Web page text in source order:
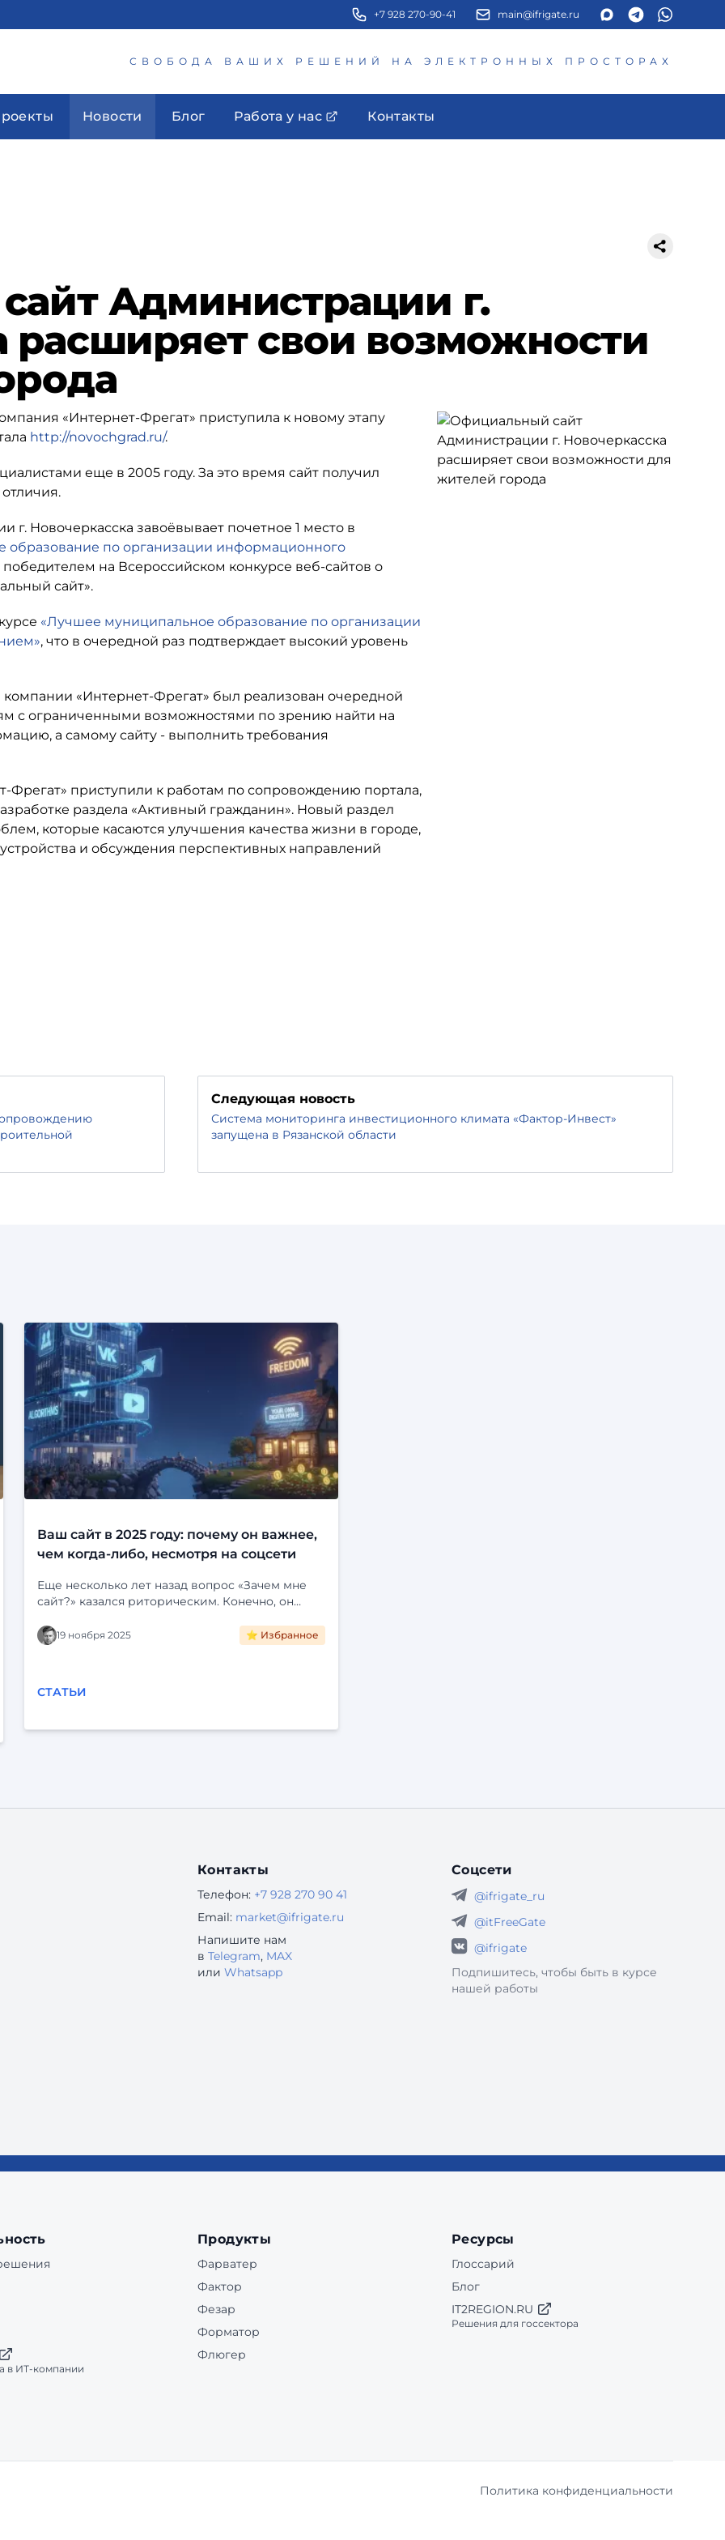
+7 928 270-90-41 main@ifrigate.ru
СВОБОДА ВАШИХ РЕШЕНИЙ НА ЭЛЕКТРОННЫХ ПРОСТОРАХ
Новости Блог Работа у нас Контакты
Администрации г.
расширяет свои возможности
«Интернет-Фрегат» приступила к новому этапу
http://novochgrad.ru/.
еще в 2005 году. За это время сайт получил
г. Новочеркасска завоёвывает почетное 1 место в
образование по организации информационного
победителем на Всероссийском конкурсе веб-сайтов о
сайт».
«Лучшее муниципальное образование по организации
, что в очередной раз подтверждает высокий уровень
компании «Интернет-Фрегат» был реализован очередной
с ограниченными возможностями по зрению найти на
а самому сайту - выполнить требования
Фрегат» приступили к работам по сопровождению портала,
раздела «Активный гражданин». Новый раздел
которые касаются улучшения качества жизни в городе,
и обсуждения перспективных направлений
Следующая новость
Система мониторинга инвестиционного климата «Фактор-Инвест»
запущена в Рязанской области
Ваш сайт в 2025 году: почему он важнее,
чем когда-либо, несмотря на соцсети
Еще несколько лет назад вопрос «Зачем мне
сайт?» казался риторическим. Конечно, он
портфолио специалиста. Но затем мир
погрузился в социальные сети. Instagram*,
создавать отдельный сайт, если можно завести
посты, общаться с клиентами и даже продавать
собственного сайта — это ...
19 ноября 2025 ⭐ Избранное
СТАТЬИ
Контакты
Телефон: +7 928 270 90 41
Email: market@ifrigate.ru
Напишите нам
в Telegram, MAX
или Whatsapp
Соцсети
@ifrigate_ru
@itFreeGate
@ifrigate
Подпишитесь, чтобы быть в курсе
нашей работы
в ИТ-компании
Продукты
Фарватер
Фактор
Фезар
Форматор
Флюгер
Ресурсы
Глоссарий
Блог
IT2REGION.RU
Решения для госсектора
Политика конфиденциальности